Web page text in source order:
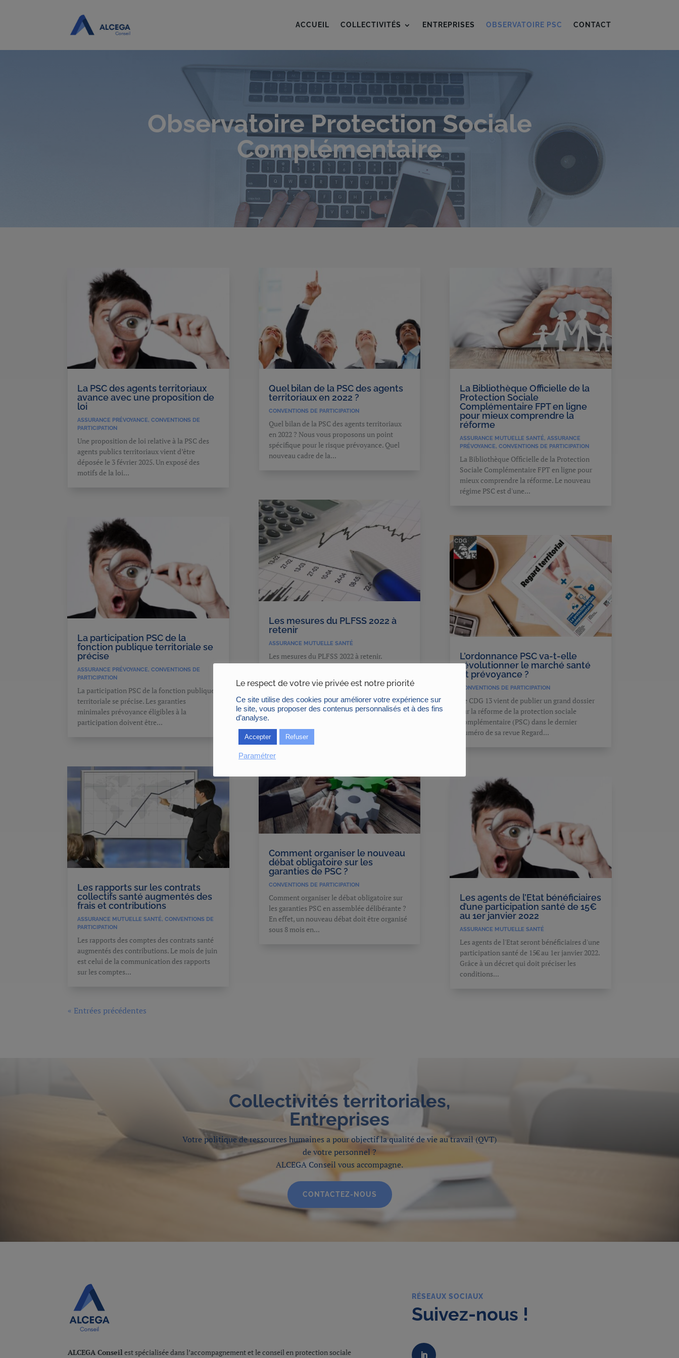
ACCUEIL COLLECTIVITÉS ENTREPRISES OBSERVATOIRE PSC CONTACT
Observatoire Protection Sociale
Complémentaire
La PSC des agents territoriaux
avance avec une proposition de
loi
ASSURANCE PRÉVOYANCE,CONVENTIONS DE
PARTICIPATION
Une proposition de loi relative à la PSC des
agents publics territoriaux vient d’être
déposée le 3 février 2025. Un exposé des
motifs de la loi...
La participation PSC de la
fonction publique territoriale se
précise
ASSURANCE PRÉVOYANCE,CONVENTIONS DE
PARTICIPATION
La participation PSC de la fonction publique
territoriale se précise. Les garanties
minimales prévoyance éligibles à la
participation doivent être...
Les rapports sur les contrats
collectifs santé augmentés des
frais et contributions
ASSURANCE MUTUELLE SANTÉ,CONVENTIONS DE
PARTICIPATION
Les rapports des comptes des contrats santé
augmentés des contributions. Le mois de juin
est celui de la communication des rapports
sur les comptes...
Quel bilan de la PSC des agents
territoriaux en 2022 ?
CONVENTIONS DE PARTICIPATION
Quel bilan de la PSC des agents territoriaux
en 2022 ? Nous vous proposons un point
spécifique pour le risque prévoyance. Quel
nouveau cadre de la...
Les mesures du PLFSS 2022 à
retenir
ASSURANCE MUTUELLE SANTÉ
Les mesures du PLFSS 2022 à retenir.
L'Assemblée nationale a adopté le 22
novembre dernier le projet de loi de
financement de la Sécurité sociale...
Comment organiser le nouveau
débat obligatoire sur les
garanties de PSC ?
CONVENTIONS DE PARTICIPATION
Comment organiser le débat obligatoire sur
les garanties PSC en assemblée délibérante ?
En effet, un nouveau débat doit être organisé
sous 8 mois en...
La Bibliothèque Officielle de la
Protection Sociale
Complémentaire FPT en ligne
pour mieux comprendre la
réforme
ASSURANCE MUTUELLE SANTÉ, ASSURANCE
PRÉVOYANCE, CONVENTIONS DE PARTICIPATION
La Bibliothèque Officielle de la Protection
Sociale Complémentaire FPT en ligne pour
mieux comprendre la réforme. Le nouveau
régime PSC est d'une...
L’ordonnance PSC va-t-elle
révolutionner le marché santé
et prévoyance ?
CONVENTIONS DE PARTICIPATION
Le CDG 13 vient de publier un grand dossier
sur la réforme de la protection sociale
complémentaire (PSC) dans le dernier
numéro de sa revue Regard...
Les agents de l’Etat bénéficiaires
d’une participation santé de 15€
au 1er janvier 2022
ASSURANCE MUTUELLE SANTÉ
Les agents de l'Etat seront bénéficiaires d'une
participation santé de 15€ au 1er janvier 2022.
Grâce à un décret qui doit préciser les
conditions...
« Entrées précédentes
Collectivités territoriales,
Entreprises
Votre politique de ressources humaines a pour objectif la qualité de vie au travail (QVT)
de votre personnel ?
ALCEGA Conseil vous accompagne.
CONTACTEZ-NOUS
ALCEGA Conseilest spécialisée dans l’accompagnement et le conseil en protection sociale
RÉSEAUX SOCIAUX
Suivez-nous !
Le respect de votre vie privée est notre priorité
Ce site utilise des cookies pour améliorer votre expérience sur
le site, vous proposer des contenus personnalisés et à des fins
d’analyse.
Accepter Refuser
Paramétrer